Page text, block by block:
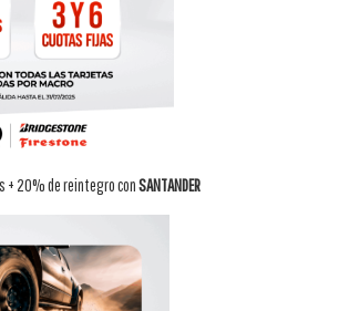
+ 20% de reintegro conSANTANDER